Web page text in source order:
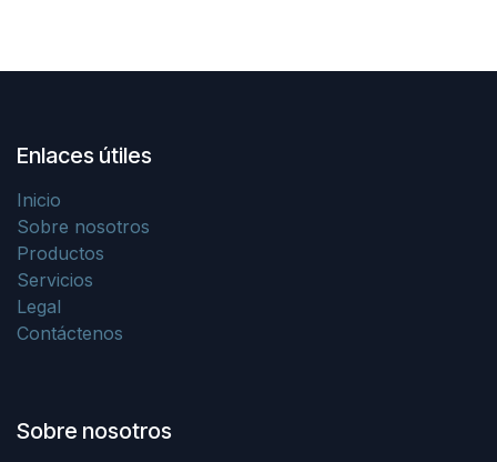
Enlaces útiles
Inicio
Sobre nosotros
Productos
Servicios
Legal
Contáctenos
Sobre nosotros